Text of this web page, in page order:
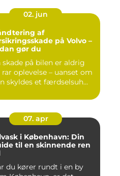
02. jun
af
på Volvo –
gør du
skade på bilen er aldrig
rar oplevelse – uanset om
skyldes et færdselsuh...
07. apr
i København: Din
til en skinnende ren
du kører rundt i en by